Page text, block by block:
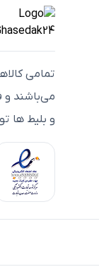
تمامی
می‌باشند و
و بلیط ها